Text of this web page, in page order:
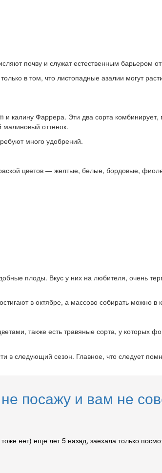
почву и служат естественным барьером от
в том, что листопадные азалии могут
калину Фаррера. Эти два сорта
оттенок.
много удобрений.
цветов — желтые, белые, бордовые,
плоды. Вкус у них на любителя, очень
в октябре, а массово собирать можно в
также есть травяные сорта, у которых
следующий сезон. Главное, что следует
посажу и вам не
нет) еще лет 5 назад, заехала только